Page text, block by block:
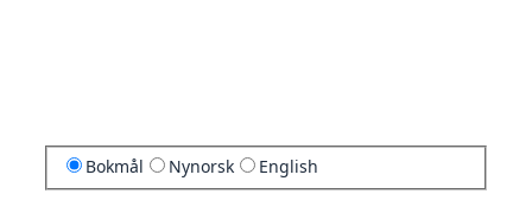
Bokmål Nynorsk English